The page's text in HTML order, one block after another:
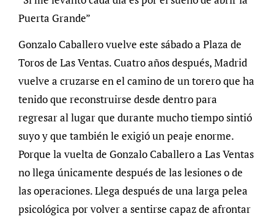
Puerta Grande”
Gonzalo Caballero vuelve este sábado a Plaza de
Toros de Las Ventas. Cuatro años después, Madrid
vuelve a cruzarse en el camino de un torero que ha
tenido que reconstruirse desde dentro para
regresar al lugar que durante mucho tiempo sintió
suyo y que también le exigió un peaje enorme.
Porque la vuelta de Gonzalo Caballero a Las Ventas
no llega únicamente después de las lesiones o de
las operaciones. Llega después de una larga pelea
psicológica por volver a sentirse capaz de afrontar